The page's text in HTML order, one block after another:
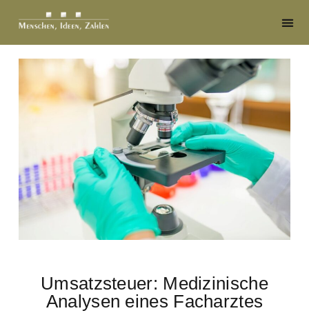
Umsatzsteuer: Medizinische
Analysen eines Facharztes